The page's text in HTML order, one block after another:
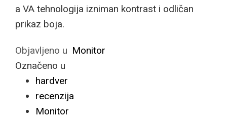
a VA tehnologija izniman kontrast i odličan
prikaz boja.
Objavljeno u Monitor
Označeno u
hardver
recenzija
Monitor